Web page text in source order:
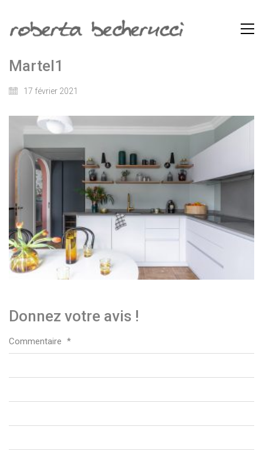
Martel1
17 février 2021
Donnez votre avis !
Commentaire *